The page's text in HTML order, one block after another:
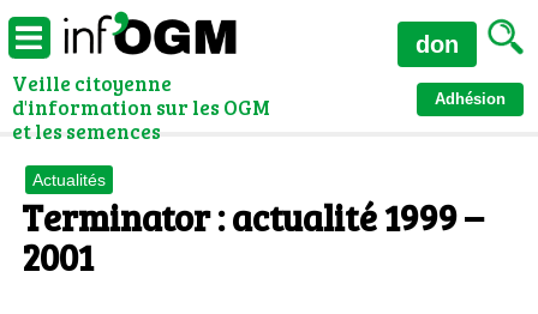
Veille citoyenne
d'information sur les OGM
et les semences
Adhésion
don
Actualités
Terminator : actualité 1999 –
2001